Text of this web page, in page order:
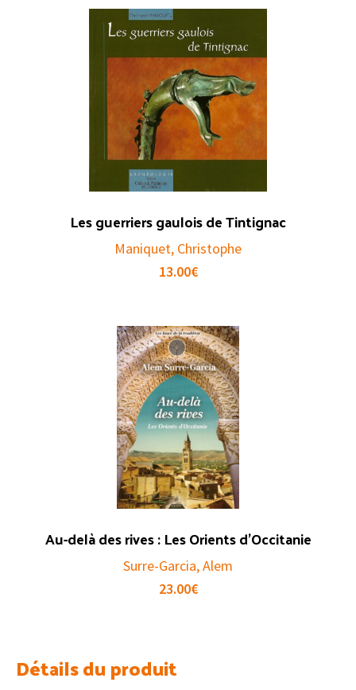
Les guerriers gaulois de Tintignac
Maniquet, Christophe
13.00€
Au-delà des rives : Les Orients d’Occitanie
Surre-Garcia, Alem
23.00€
Détails du produit